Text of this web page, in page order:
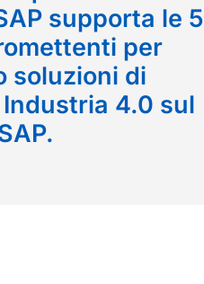
supporta le 5
per
soluzioni di
4.0 sul